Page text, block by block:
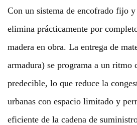
Con un sistema de encofrado fijo
elimina prácticamente por
madera en obra. La entrega de
armadura) se programa a un ritmo
predecible, lo que reduce la
urbanas con espacio limitado y
eficiente de la cadena de